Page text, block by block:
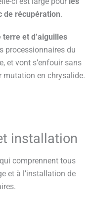
de récupération.
et d’aiguilles
processionnaires du
et vont s’enfouir sans
mutation en chrysalide.
installation
comprennent tous
et à l’installation de